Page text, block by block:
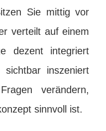
Sie mittig vor
verteilt auf einem
dezent integriert
inszeniert
verändern,
sinnvoll ist.